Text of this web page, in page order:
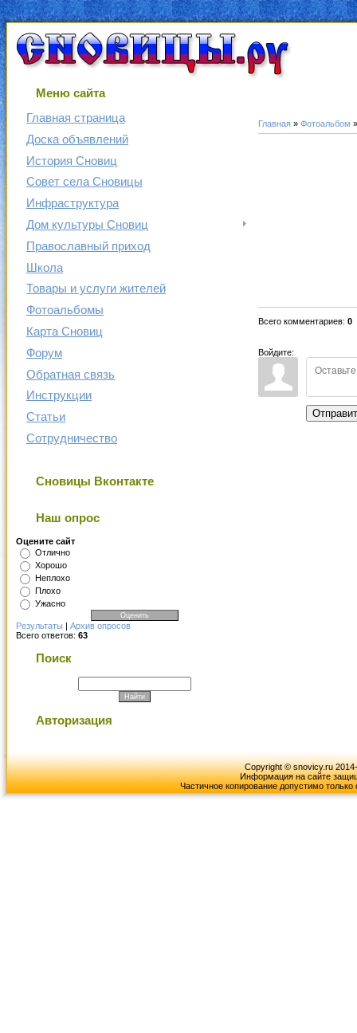
Меню сайта
Главная страница
Доска объявлений
История Сновиц
Совет села Сновицы
Инфраструктура
Дом культуры Сновиц
Православный приход
Школа
Товары и услуги жителей
Фотоальбомы
Карта Сновиц
Форум
Обратная связь
Инструкции
Статьи
Сотрудничество
Сновицы Вконтакте
Наш опрос
Оцените сайт
Отлично
Хорошо
Неплохо
Плохо
Ужасно
Результаты | Архив опросов
Всего ответов: 63
Поиск
Авторизация
Главная » Фотоальбом
Всего комментариев: 0
Войдите:
Copyright © snovicy.ru
Информация на сайте
Частичное копирование допустимо только